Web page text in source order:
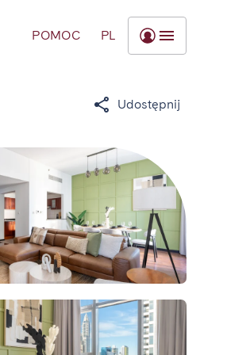
POMOC PL
Udostępnij